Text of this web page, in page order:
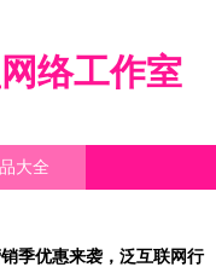
络工作室
大全
季优惠来袭，泛互联网行